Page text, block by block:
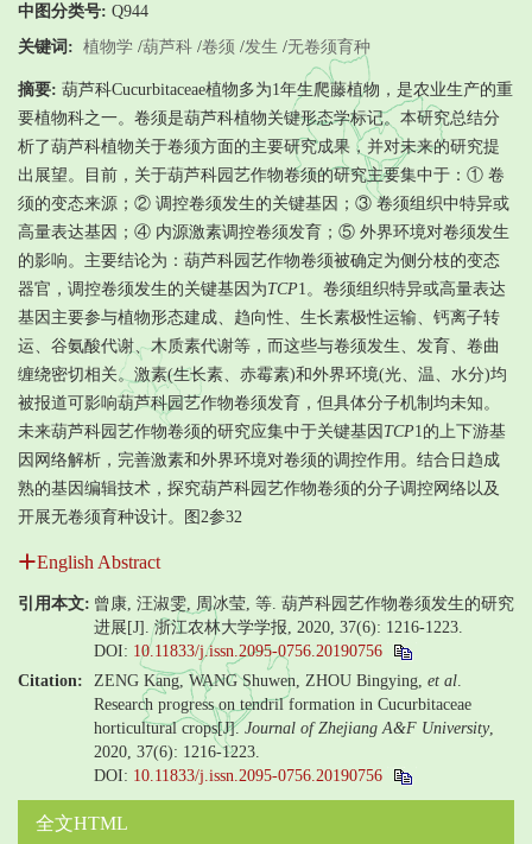
中图分类号: Q944
关键词: 植物学 /葫芦科 /卷须 /发生 /无卷须育种
摘要: 葫芦科Cucurbitaceae植物多为1年生爬藤植物，是农业生产的重
要植物科之一。卷须是葫芦科植物关键形态学标记。本研究总结分
析了葫芦科植物关于卷须方面的主要研究成果，并对未来的研究提
出展望。目前，关于葫芦科园艺作物卷须的研究主要集中于：① 卷
须的变态来源；② 调控卷须发生的关键基因；③ 卷须组织中特异或
高量表达基因；④ 内源激素调控卷须发育；⑤ 外界环境对卷须发生
的影响。主要结论为：葫芦科园艺作物卷须被确定为侧分枝的变态
器官，调控卷须发生的关键基因为TCP1。卷须组织特异或高量表达
基因主要参与植物形态建成、趋向性、生长素极性运输、钙离子转
运、谷氨酸代谢、木质素代谢等，而这些与卷须发生、发育、卷曲
缠绕密切相关。激素(生长素、赤霉素)和外界环境(光、温、水分)均
被报道可影响葫芦科园艺作物卷须发育，但具体分子机制均未知。
未来葫芦科园艺作物卷须的研究应集中于关键基因 TCP1 的上下游基
因网络解析，完善激素和外界环境对卷须的调控作用。结合日趋成
熟的基因编辑技术，探究葫芦科园艺作物卷须的分子调控网络以及
开展无卷须育种设计。图2参32
English Abstract
引用本文: 曾康, 汪淑雯, 周冰莹, 等. 葫芦科园艺作物卷须发生的研究
进展[J]. 浙江农林大学学报, 2020, 37(6): 1216-1223.
DOI: 10.11833/j.issn.2095-0756.20190756
Citation:
ZENG Kang, WANG Shuwen, ZHOU Bingying, et al
Research progress on tendril formation in Cucurbitaceae
horticultural crops[J]. Journal of Zhejiang A&F University,
2020, 37(6): 1216-1223.
DOI: 10.11833/j.issn.2095-0756.20190756
全文HTML